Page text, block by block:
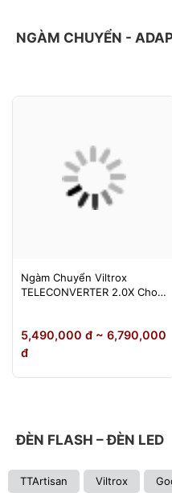
NGÀM CHUYỂN -
Ngàm Chuyển Viltrox
TELECONVERTER 2.0X Cho
Tháng
5,490,000 đ ~ 6,790,000
đ
ĐÈN FLASH – ĐÈN LED
TTArtisan Viltrox